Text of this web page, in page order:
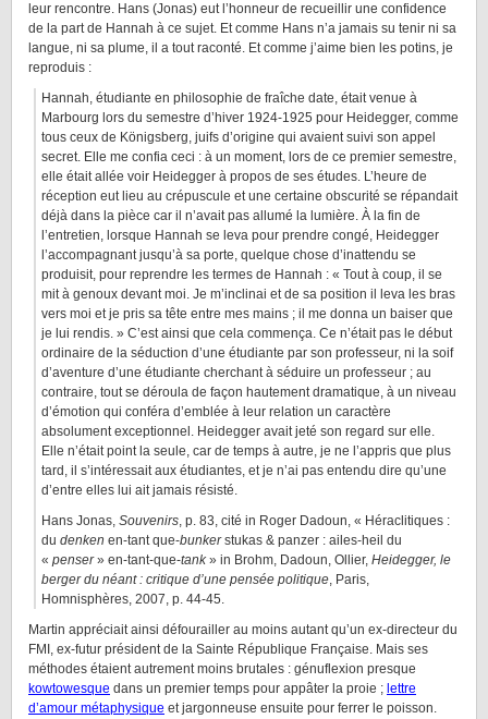
leur rencontre. Hans (Jonas) eut l’honneur de recueillir une confidence
de la part de Hannah à ce sujet. Et comme Hans n’a jamais su tenir ni sa
langue, ni sa plume, il a tout raconté. Et comme j’aime bien les potins, je
reproduis :
Hannah, étudiante en philosophie de fraîche date, était venue à
Marbourg lors du semestre d’hiver 1924-1925 pour Heidegger, comme
tous ceux de Königsberg, juifs d’origine qui avaient suivi son appel
secret. Elle me confia ceci : à un moment, lors de ce premier semestre,
elle était allée voir Heidegger à propos de ses études. L’heure de
réception eut lieu au crépuscule et une certaine obscurité se répandait
déjà dans la pièce car il n’avait pas allumé la lumière. À la fin de
l’entretien, lorsque Hannah se leva pour prendre congé, Heidegger
l’accompagnant jusqu’à sa porte, quelque chose d’inattendu se
produisit, pour reprendre les termes de Hannah : « Tout à coup, il se
mit à genoux devant moi. Je m’inclinai et de sa position il leva les bras
vers moi et je pris sa tête entre mes mains ; il me donna un baiser que
je lui rendis. » C’est ainsi que cela commença. Ce n’était pas le début
ordinaire de la séduction d’une étudiante par son professeur, ni la soif
d’aventure d’une étudiante cherchant à séduire un professeur ; au
contraire, tout se déroula de façon hautement dramatique, à un niveau
d’émotion qui conféra d’emblée à leur relation un caractère
absolument exceptionnel. Heidegger avait jeté son regard sur elle.
Elle n’était point la seule, car de temps à autre, je ne l’appris que plus
tard, il s’intéressait aux étudiantes, et je n’ai pas entendu dire qu’une
d’entre elles lui ait jamais résisté.
Hans Jonas, Souvenirs, p. 83, cité in Roger Dadoun, « Héraclitiques :
du denken en-tant que-bunkerstukas & panzer : ailes-heil du
« penser» en-tant-que-tank» in Brohm, Dadoun, Ollier, Heidegger, le
berger du néant : critique d’une pensée politique, Paris,
Homnisphères, 2007, p. 44-45.
Martin appréciait ainsi défourailler au moins autant qu’un ex-directeur du
FMI, ex-futur président de la Sainte République Française. Mais ses
méthodes étaient autrement moins brutales : génuflexion presque
kowtowesque dans un premier temps pour appâter la proie ; lettre
d’amour métaphysique et jargonneuse ensuite pour ferrer le poisson.